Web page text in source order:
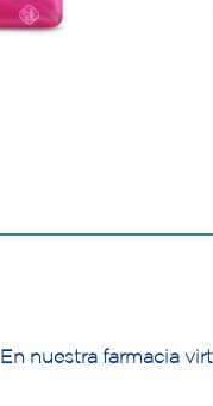
En nuestra farmacia